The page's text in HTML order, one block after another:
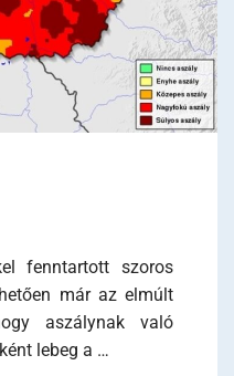
fenntartott szoros
már az elmúlt
aszálynak való
lebeg a …